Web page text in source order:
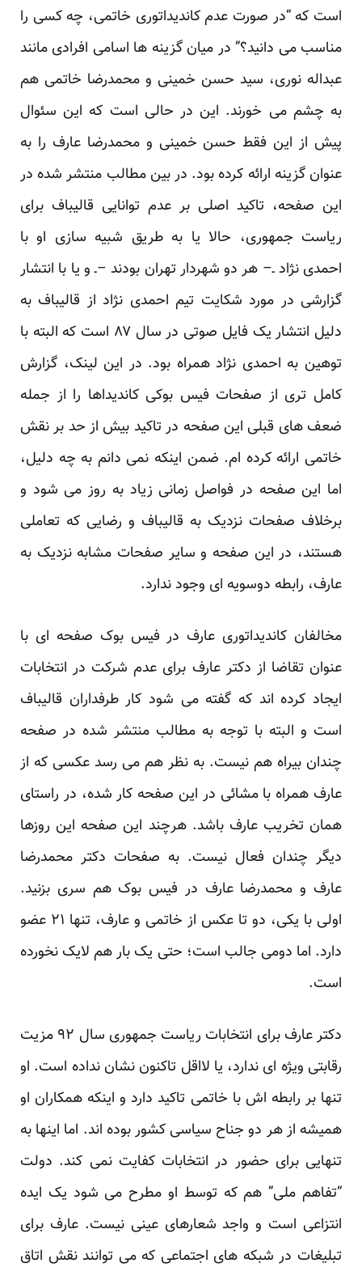
است که “در صورت عدم کاندیداتوری خاتمی، چه کسی را
مناسب می دانید؟” در میان گزینه ها اسامی افرادی مانند
عبداله نوری، سید حسن خمینی و محمدرضا خاتمی هم
به چشم می خورند. این در حالی است که این سئوال
پیش از این فقط حسن خمینی و محمدرضا عارف را به
عنوان گزینه ارائه کرده بود. در بین مطالب منتشر شده در
این صفحه، تاکید اصلی بر عدم توانایی قالیباف برای
ریاست جمهوری، حالا یا به طریق شبیه سازی او با
احمدی نژاد ـ– هر دو شهردار تهران بودند –ـ و یا با انتشار
گزارشی در مورد شکایت تیم احمدی نژاد از قالیباف به
دلیل انتشار یک فایل صوتی در سال ۸۷ است که البته با
توهین به احمدی نژاد همراه بود. در این لینک، گزارش
کامل تری از صفحات فیس بوکی کاندیداها را از جمله
ضعف های قبلی این صفحه در تاکید بیش از حد بر نقش
خاتمی ارائه کرده ام. ضمن اینکه نمی دانم به چه دلیل،
اما این صفحه در فواصل زمانی زیاد به روز می شود و
برخلاف صفحات نزدیک به قالیباف و رضایی که تعاملی
هستند، در این صفحه و سایر صفحات مشابه نزدیک به
عارف، رابطه دوسویه ای وجود ندارد.
مخالفان کاندیداتوری عارف در فیس بوک صفحه ای با
عنوانتقاضا از دکتر عارف برای عدم شرکت در انتخابات
ایجاد کرده اند که گفته می شود کار طرفداران قالیباف
است و البته با توجه به مطالب منتشر شده در صفحه
چندان بیراه هم نیست. به نظر هم می رسد عکسی که از
عارف همراه با مشائی در این صفحه کار شده، در راستای
همان تخریب عارف باشد. هرچند این صفحه این روزها
دیگر چندان فعال نیست. به صفحات دکتر محمدرضا
عارف و محمدرضا عارف در فیس بوک هم سری بزنید.
اولی با یکی، دو تا عکس از خاتمی و عارف، تنها ۲۱ عضو
دارد. اما دومی جالب است؛ حتی یک بار هم لایک نخورده
است.
دکتر عارف برای انتخابات ریاست جمهوری سال ۹۲ مزیت
رقابتی ویژه ای ندارد، یا لااقل تاکنون نشان نداده است. او
تنها بر رابطه اش با خاتمی تاکید دارد و اینکه همکاران او
همیشه از هر دو جناح سیاسی کشور بوده اند. اما اینها به
تنهایی برای حضور در انتخابات کفایت نمی کند. دولت
“تفاهم ملی” هم که توسط او مطرح می شود یک ایده
انتزاعی است و واجد شعارهای عینی نیست. عارف برای
تبلیغات در شبکه های اجتماعی که می توانند نقش اتاق